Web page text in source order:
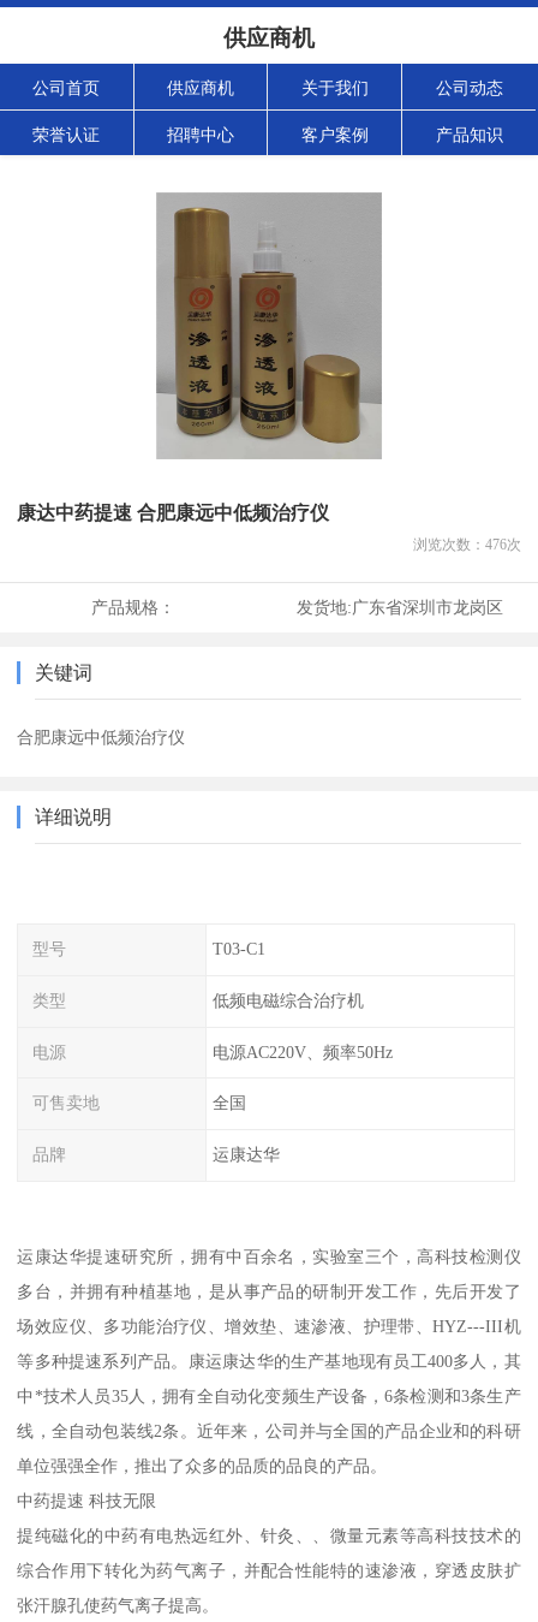
供应商机
公司首页 供应商机 关于我们 公司动态
荣誉认证 招聘中心 客户案例 产品知识
康达中药提速 合肥康远中低频治疗仪
浏览次数： 476次
产品规格： 发货地:广东省深圳市龙岗区
关键词
合肥康远中低频治疗仪
详细说明
型号 T03-C1
类型 低频电磁综合治疗机
电源 电源AC220V、频率50Hz
可售卖地 全国
品牌 运康达华
运康达华提速研究所，拥有中百余名，实验室三个，高科技检测仪
多台，并拥有种植基地，是从事产品的研制开发工作，先后开发了
场效应仪、多功能治疗仪、增效垫、速渗液、护理带、HYZ---III机
等多种提速系列产品。康运康达华的生产基地现有员工400多人，其
中*技术人员35人，拥有全自动化变频生产设备，6条检测和3条生产
线，全自动包装线2条。近年来，公司并与全国的产品企业和的科研
单位强强全作，推出了众多的品质的品良的产品。
中药提速 科技无限
提纯磁化的中药有电热远红外、针灸、、微量元素等高科技技术的
综合作用下转化为药气离子，并配合性能特的速渗液，穿透皮肤扩
张汗腺孔使药气离子提高。